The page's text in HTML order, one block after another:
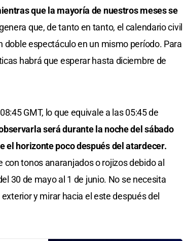
que la mayoría de nuestros meses se
que, de tanto en tanto, el calendario civil
espectáculo en un mismo período. Para
habrá que esperar hasta diciembre de
GMT, lo que equivale a las 05:45 de
será durante la noche del sábado
el horizonte poco después del atardecer.
tonos anaranjados o rojizos debido al
30 de mayo al 1 de junio. No se necesita
y mirar hacia el este después del